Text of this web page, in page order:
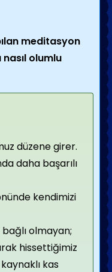
meditasyon
nasıl olumlu
düzene girer.
daha başarılı
kendimizi
olmayan;
hissettiğimiz
kas